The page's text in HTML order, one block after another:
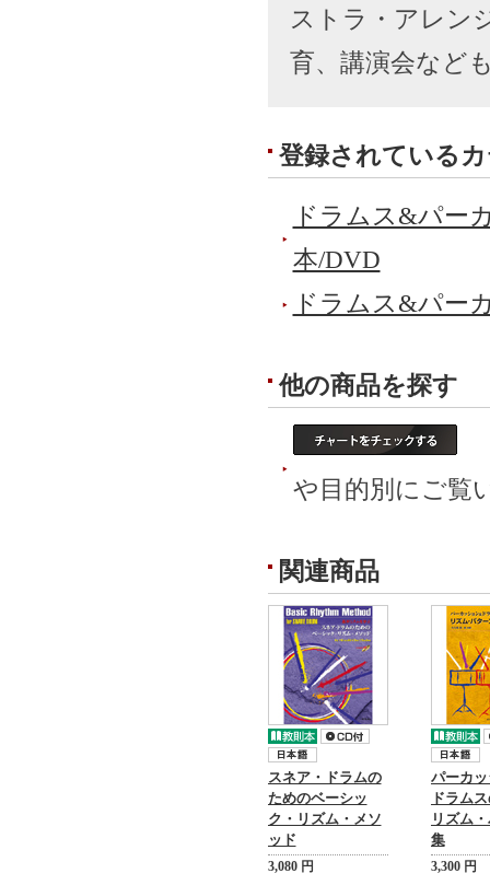
ストラ・アレン
育、講演会など
登録されている
ドラムス&パー
本/DVD
ドラムス&パー
他の商品を探す
や目的別にご覧
関連商品
スネア・ドラムの
ためのベーシッ
ク・リズム・メソ
ッド
3,080 円
パーカ
ドラム
リズム
集
3,300 円